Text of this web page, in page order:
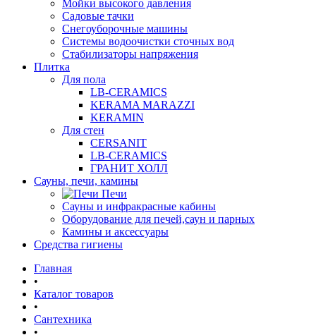
Мойки высокого давления
Садовые тачки
Снегоуборочные машины
Системы водоочистки сточных вод
Стабилизаторы напряжения
Плитка
Для пола
LB-CERAMICS
KERAMA MARAZZI
KERAMIN
Для стен
CERSANIT
LB-CERAMICS
ГРАНИТ ХОЛЛ
Сауны, печи, камины
Печи
Сауны и инфракрасные кабины
Оборудование для печей,саун и парных
Камины и аксессуары
Средства гигиены
Главная
•
Каталог товаров
•
Сантехника
•